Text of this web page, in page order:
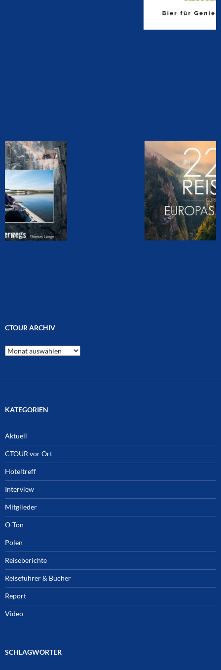
CTOUR ARCHIV
CTOUR
Archiv
KATEGORIEN
Aktuell
CTOUR vor Ort
Hoteltreff
Interview
Mitglieder
O-Ton
Polen
Reiseberichte
Reiseführer & Bücher
Report
Video
SCHLAGWÖRTER